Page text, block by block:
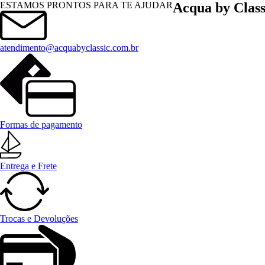
ESTAMOS PRONTOS PARA TE AJUDAR
atendimento@acquabyclassic.com.br
Formas de pagamento
Entrega e Frete
Trocas e Devoluções
Acqua by